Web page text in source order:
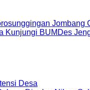
Jombang
Kunjungi BUMDes
Desa